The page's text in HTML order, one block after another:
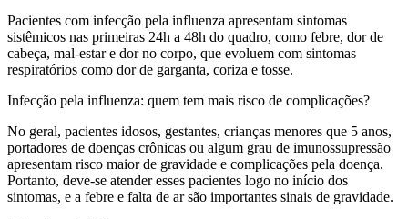
Pacientes com infecção pela influenza apresentam sintomas
sistêmicos nas primeiras 24h a 48h do quadro, como febre, dor de
cabeça, mal-estar e dor no corpo, que evoluem com sintomas
respiratórios como dor de garganta, coriza e tosse.
Infecção pela influenza: quem tem mais risco de complicações?
No geral, pacientes idosos, gestantes, crianças menores que 5 anos,
portadores de doenças crônicas ou algum grau de imunossupressão
apresentam risco maior de gravidade e complicações pela doença.
Portanto, deve-se atender esses pacientes logo no início dos
sintomas, e a febre e falta de ar são importantes sinais de gravidade.